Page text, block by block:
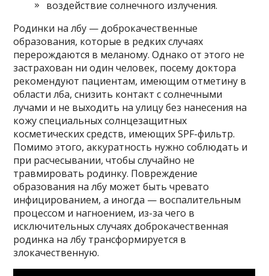
воздействие солнечного излучения.
Родинки на лбу — доброкачественные
образования, которые в редких случаях
перерождаются в меланому. Однако от этого не
застрахован ни один человек, посему доктора
рекомендуют пациентам, имеющим отметину в
области лба, снизить контакт с солнечными
лучами и не выходить на улицу без нанесения на
кожу специальных солнцезащитных
косметических средств, имеющих SPF-фильтр.
Помимо этого, аккуратность нужно соблюдать и
при расчесывании, чтобы случайно не
травмировать родинку. Повреждение
образования на лбу может быть чревато
инфицированием, а иногда — воспалительным
процессом и нагноением, из-за чего в
исключительных случаях доброкачественная
родинка на лбу трансформируется в
злокачественную.